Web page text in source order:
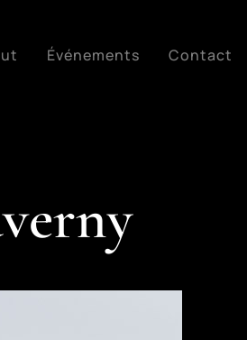
Événements Contact